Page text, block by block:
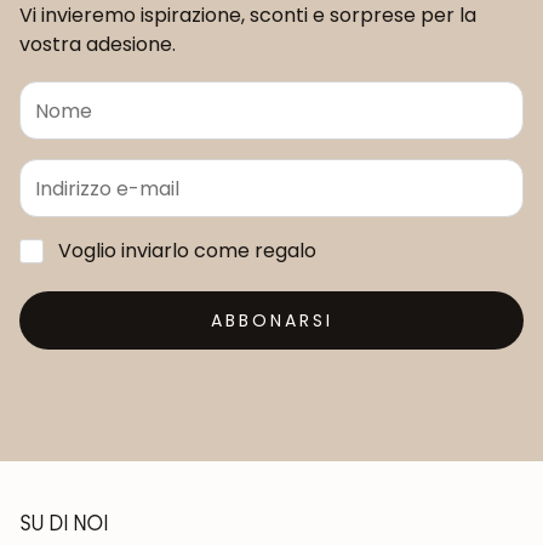
Vi invieremo ispirazione, sconti e sorprese per la
vostra adesione.
Voglio inviarlo come regalo
ABBONARSI
SU DI NOI